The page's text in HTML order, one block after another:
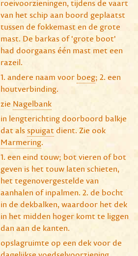
roeivoorzieningen, tijdens de vaart
van het schip aan boord geplaatst
tussen de fokkemast en de grote
mast. De barkas of 'grote boot'
had doorgaans één mast met een
razeil.
1. andere naam voor boeg; 2. een
houtverbinding.
zie Nagelbank
in lengterichting doorboord balkje
dat als spuigat dient. Zie ook
Marmering.
1. een eind touw; bot vieren of bot
geven is het touw laten schieten,
het tegenovergestelde van
aanhalen of inpalmen. 2. de bocht
in de dekbalken, waardoor het dek
in het midden hoger komt te liggen
dan aan de kanten.
opslagruimte op een dek voor de